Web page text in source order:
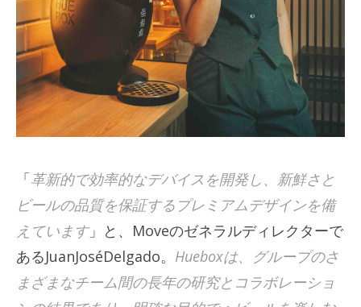
「革新的で効率的なデバイスを開発し、新鮮さと
ビールの品質を保証するプレミアムデザインを備
えています」と、Moveのゼネラルディレクターで
あるJuanJoséDelgado。 Hueboxは、グループのさ
まざまなチーム間の長年の研究とコラボレーショ